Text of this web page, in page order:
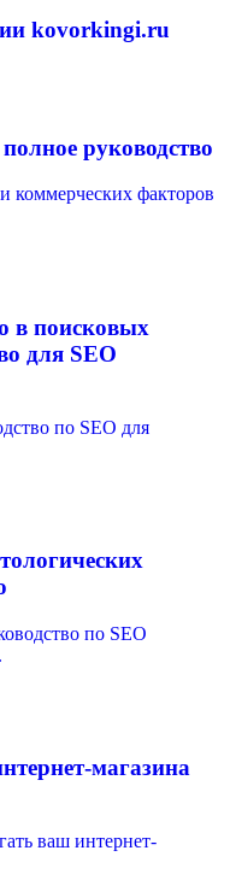
kovorkingi.ru
руководство
коммерческих факторов
в поисковых
для SEO
по SEO для
по SEO
магазина
ваш интернет-